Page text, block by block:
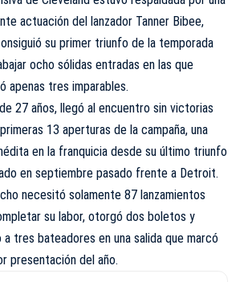
actuación del lanzador Tanner Bibee,
su primer triunfo de la temporada
ocho sólidas entradas en las que
apenas tres imparables.
27 años, llegó al encuentro sin victorias
13 aperturas de la campaña, una
en la franquicia desde su último triunfo
en septiembre pasado frente a Detroit.
necesitó solamente 87 lanzamientos
su labor, otorgó dos boletos y
a tres bateadores en una salida que marcó
presentación del año.